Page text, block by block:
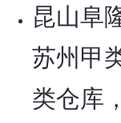
昆山阜
苏州甲
类仓库